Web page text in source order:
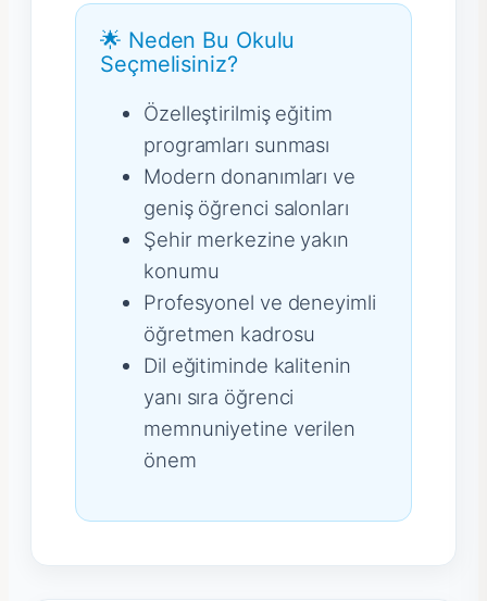
🌟 Neden Bu Okulu
Seçmelisiniz?
Özelleştirilmiş eğitim
programları sunması
Modern donanımları ve
geniş öğrenci salonları
Şehir merkezine yakın
konumu
Profesyonel ve deneyimli
öğretmen kadrosu
Dil eğitiminde kalitenin
yanı sıra öğrenci
memnuniyetine verilen
önem